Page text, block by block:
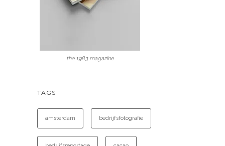
the 1983 magazine
TAGS
amsterdam bedrijfsfotografie